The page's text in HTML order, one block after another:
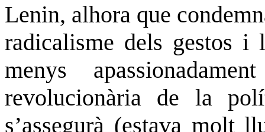
Lenin, alhora que
radicalisme dels gestos i
menys
revolucionària de la
s’assegurà (estava molt